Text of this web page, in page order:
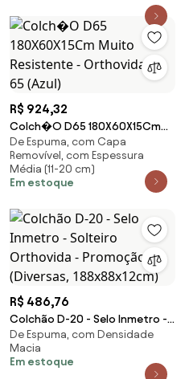
R$ 924,32
Colch�O D65 180X60X15Cm
Muito Resistente - Orthovida D
65 (Azul)
De Espuma, com Capa
Removível, com Espessura
Média (11-20 cm)
Em estoque
R$ 486,76
Colchão D-20 - Selo Inmetro -
Solteiro Orthovida - Promoção
(Diversas, 188x88x12cm)
De Espuma, com Densidade
Macia
Em estoque